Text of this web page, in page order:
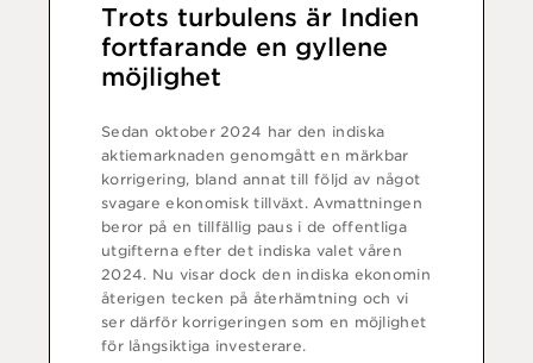
Trots turbulens är Indien
fortfarande en gyllene
möjlighet
Sedan oktober 2024 har den indiska
aktiemarknaden genomgått en märkbar
korrigering, bland annat till följd av något
svagare ekonomisk tillväxt. Avmattningen
beror på en tillfällig paus i de offentliga
utgifterna efter det indiska valet våren
2024. Nu visar dock den indiska ekonomin
återigen tecken på återhämtning och vi
ser därför korrigeringen som en möjlighet
för långsiktiga investerare.